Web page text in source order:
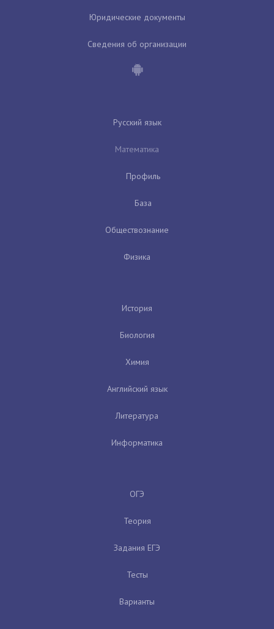
Юридические документы
Сведения об организации
Русский язык
Математика
Профиль
База
Обществознание
Физика
История
Биология
Химия
Английский язык
Литература
Информатика
ОГЭ
Теория
Задания ЕГЭ
Тесты
Варианты